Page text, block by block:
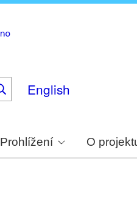
English
Prohlížení O